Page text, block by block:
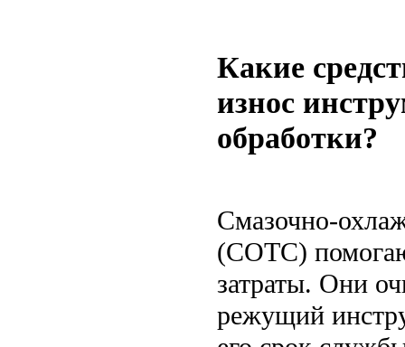
Какие
износ
обработки?
Смазочно-
(СОТС)
затраты. Они
режущий